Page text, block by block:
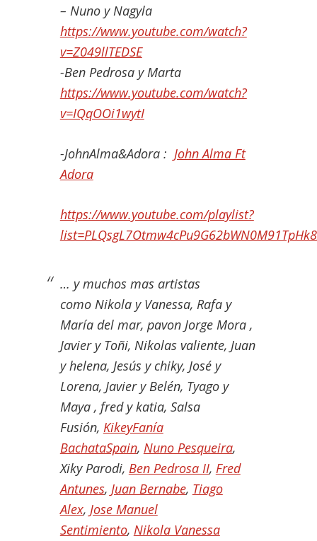
– Nuno y Nagyla
https://www.youtube.com/watch?
v=Z049llTEDSE
-Ben Pedrosa y Marta
https://www.youtube.com/watch?
v=IQqOOi1wytI
-JohnAlma&Adora : John Alma Ft
Adora
https://www.youtube.com/playlist?
… y muchos mas artistas
como Nikola y Vanessa, Rafa y
María del mar, pavon Jorge Mora ,
Javier y Toñi, Nikolas valiente, Juan
y helena, Jesús y chiky, José y
Lorena, Javier y Belén, Tyago y
Maya , fred y katia, Salsa
Fusión, KikeyFanía
BachataSpain, Nuno Pesqueira,
Xiky Parodi, Ben Pedrosa II, Fred
Antunes, Juan Bernabe, Tiago
Alex, Jose Manuel
Sentimiento, Nikola Vanessa